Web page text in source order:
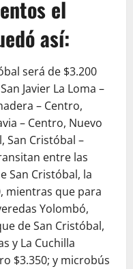
el
así:
será de $3.200
Javier La Loma –
– Centro,
– Centro, Nuevo
San Cristóbal –
entre las
San Cristóbal, la
mientras que para
Yolombó,
de San Cristóbal,
y La Cuchilla
$3.350; y microbús